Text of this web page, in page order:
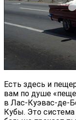
Есть здесь и
вам по душе
в Лас-Куэвас-де-
Кубы. Это